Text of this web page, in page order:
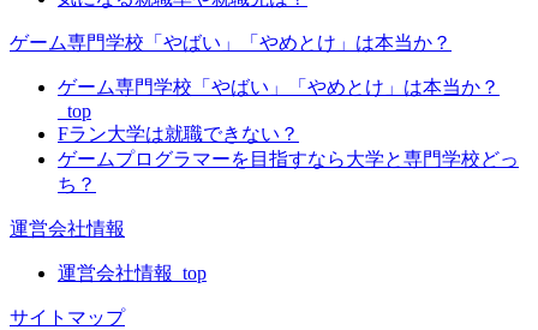
ゲーム専門学校「やばい」「やめとけ」は本当か？
ゲーム専門学校「やばい」「やめとけ」は本当か？
_top
Fラン大学は就職できない？
ゲームプログラマーを目指すなら大学と専門学校どっ
ち？
運営会社情報
運営会社情報_top
サイトマップ